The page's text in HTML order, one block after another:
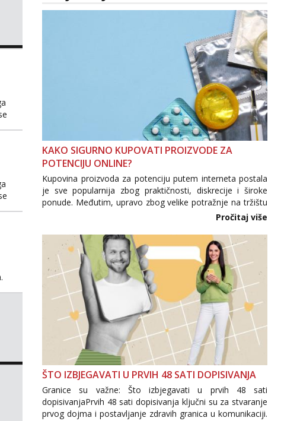
Tel:064/677-677- Kod: #108
- Kod: #123
Obavijesti me kada se oslobodi
Čekam tvoj poziv!
Tel: 064/677-677- Kod: #142
tel:0,93€ - mob:1,12€ min
KAKO SIGURNO KUPOVATI PROIZVODE ZA
POTENCIJU ONLINE?
Kupovina proizvoda za potenciju putem interneta postala
je sve popularnija zbog praktičnosti, diskrecije i široke
ponude. Međutim, upravo zbog velike potražnje na tržištu
se pojavljuju i brojni krivotvoreni proizvodi, nepouzdane
internetske trgovine te proizvodi nepoznatog podrijetla. ...
Pročitaj više
ŠTO IZBJEGAVATI U PRVIH 48 SATI DOPISIVANJA
Granice su važne: Što izbjegavati u prvih 48 sati
dopisivanjaPrvih 48 sati dopisivanja ključni su za stvaranje
prvog dojma i postavljanje zdravih granica u komunikaciji.